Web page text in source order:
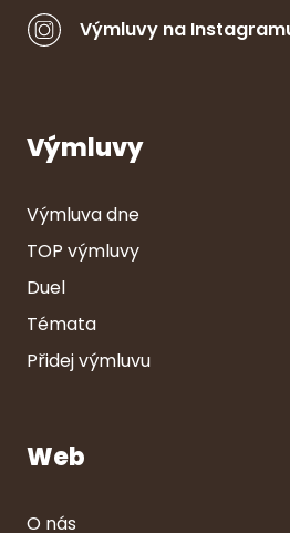
Výmluvy na
Výmluvy
Výmluva dne
TOP výmluvy
Duel
Témata
Přidej výmluvu
Web
O nás